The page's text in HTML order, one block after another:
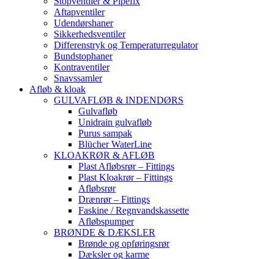
Aftapventiler
Udendørshaner
Sikkerhedsventiler
Differenstryk og Temperaturregulator
Bundstophaner
Kontraventiler
Snavssamler
Afløb & kloak
GULVAFLØB & INDENDØRS
Gulvafløb
Unidrain gulvafløb
Purus sampak
Blücher WaterLine
KLOAKRØR & AFLØB
Plast Afløbsrør – Fittings
Plast Kloakrør – Fittings
Afløbsrør
Drænrør – Fittings
Faskine / Regnvandskassette
Afløbspumper
BRØNDE & DÆKSLER
Brønde og opføringsrør
Dæksler og karme